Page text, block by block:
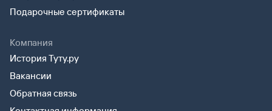
Подарочные сертификаты
Компания
История Туту.ру
Вакансии
Обратная связь